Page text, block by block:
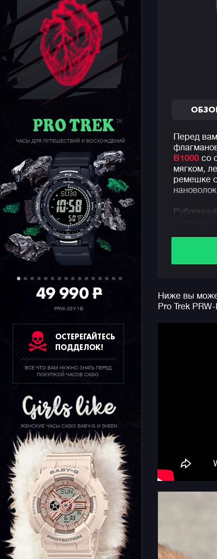
ЧАСЫ ДЛЯ ПУТЕШЕСТВИЙ И ВОСХОЖДЕНИЙ
49 990P
PRW-35Y-1B
ОСТЕРЕГАЙТЕСЬ
ПОДДЕЛОК!
ВСЕ ЧТО ВАМ НУЖНО ЗНАТЬ ПЕРЕД
ПОКУПКОЙ ЧАСОВ CASIO
ЖЕНСКИЕ ЧАСЫ CASIO BABY-G И SHEEN
Перед
B1000 со
мягком,
ремешке
Под
WATCHES.
Из
Ниже вы
Pro Trek